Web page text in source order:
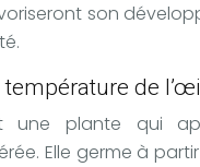
son
de
une plante qui
Elle germe à